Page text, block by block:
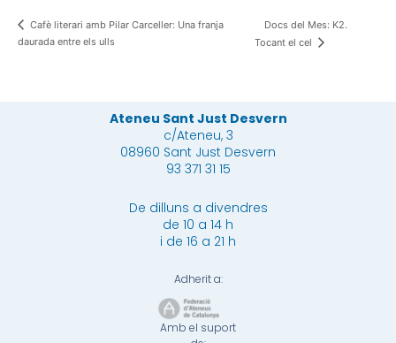
Cafè literari amb Pilar Carceller: Una franja
daurada entre els ulls
Docs del Mes: K2.
Tocant el cel
Ateneu Sant Just Desvern
c/Ateneu, 3
08960 Sant Just Desvern
93 371 31 15
De dilluns a divendres
de 10 a 14 h
i de 16 a 21 h
Adherit a:
Amb el suport